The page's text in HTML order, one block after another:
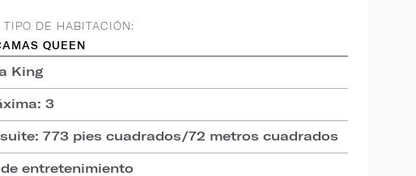
DE HABITACIÓN:
QUEEN
King
3
773 pies cuadrados/72 metros cuadrados
entretenimiento